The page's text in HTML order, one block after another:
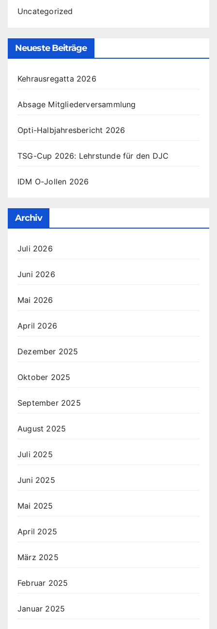
Uncategorized
Neueste Beiträge
Kehrausregatta 2026
Absage Mitgliederversammlung
Opti-Halbjahresbericht 2026
TSG-Cup 2026: Lehrstunde für den DJC
IDM O-Jollen 2026
Archiv
Juli 2026
Juni 2026
Mai 2026
April 2026
Dezember 2025
Oktober 2025
September 2025
August 2025
Juli 2025
Juni 2025
Mai 2025
April 2025
März 2025
Februar 2025
Januar 2025